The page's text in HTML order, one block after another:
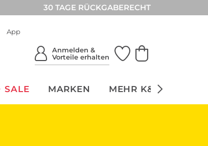
30 TAGE RÜCKGABERECHT
App
Anmelden &
Vorteile erhalten
SALE MARKEN MEHR K&Ö